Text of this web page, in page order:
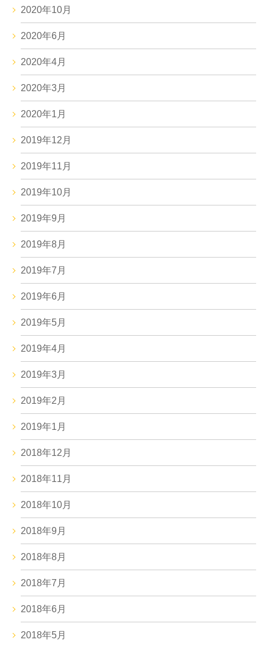
2020年10月
2020年6月
2020年4月
2020年3月
2020年1月
2019年12月
2019年11月
2019年10月
2019年9月
2019年8月
2019年7月
2019年6月
2019年5月
2019年4月
2019年3月
2019年2月
2019年1月
2018年12月
2018年11月
2018年10月
2018年9月
2018年8月
2018年7月
2018年6月
2018年5月